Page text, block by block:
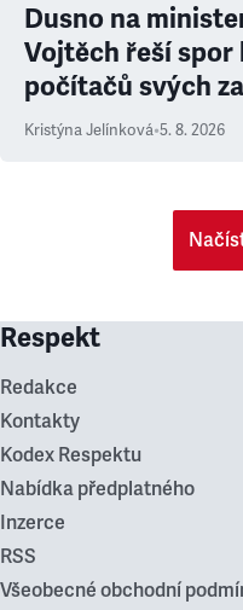
Dusno na
Vojtěch řeší
počítačů svých
Kristýna Jelínková•5. 8. 2026
Respekt
Redakce
Kontakty
Kodex Respektu
Nabídka předplatného
Inzerce
RSS
Všeobecné obchodní